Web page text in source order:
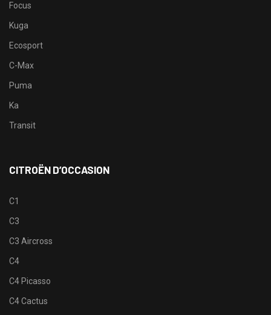
Focus
Kuga
Ecosport
C-Max
Puma
Ka
Transit
CITROËN D’OCCASION
C1
C3
C3 Aircross
C4
C4 Picasso
C4 Cactus